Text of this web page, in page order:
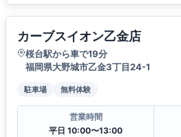
カーブスイオン乙金店
桜台駅から車で19分
福岡県大野城市乙金3丁目24-1
駐車場 無料体験
営業時間
平日 10:00〜13:00